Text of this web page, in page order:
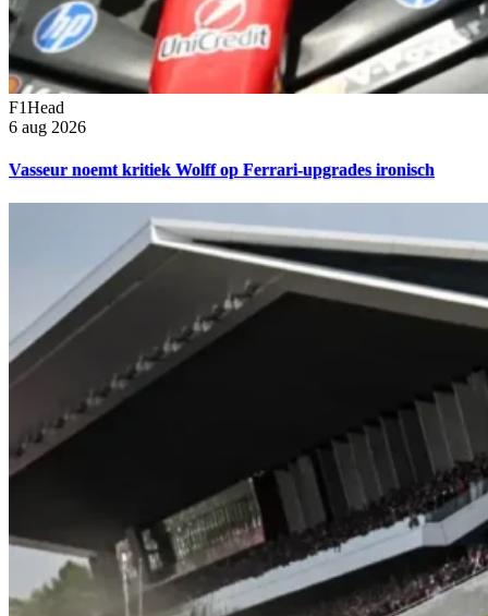
F1Head
6 aug 2026
Vasseur noemt kritiek Wolff op Ferrari-upgrades ironisch